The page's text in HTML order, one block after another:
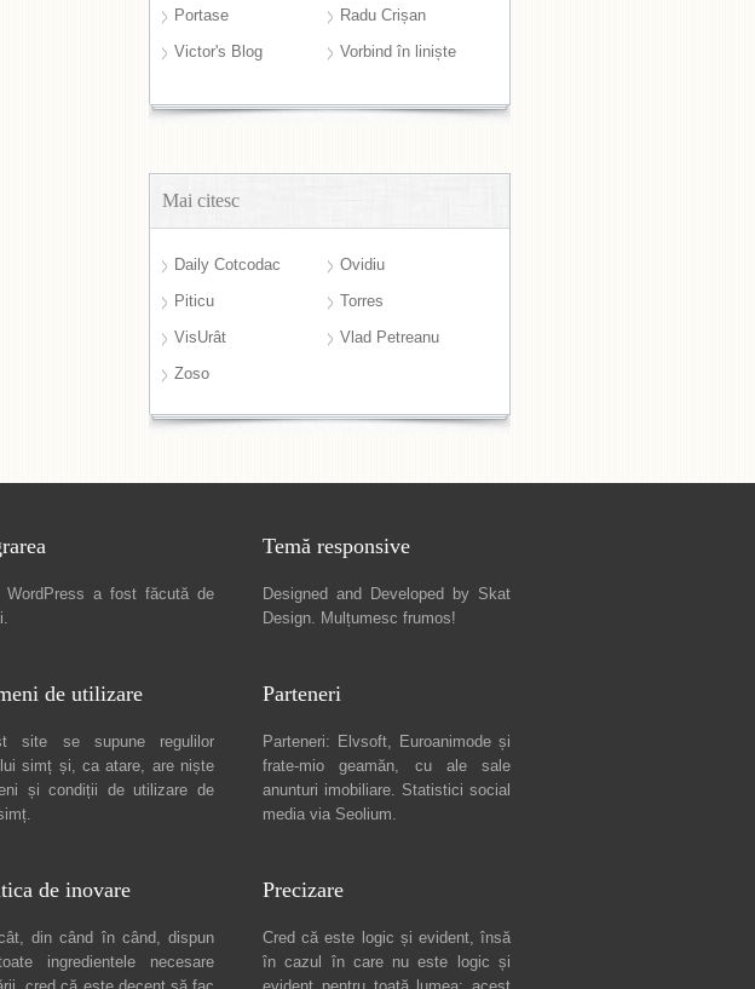
Portase
Radu Crișan
Victor's Blog
Vorbind în liniște
Mai citesc
Daily Cotcodac
Ovidiu
Piticu
Torres
VisUrât
Vlad Petreanu
Zoso
WordPress a fost făcută de
.
Temă responsive
Designed and Developed by Skat
Design. Mulțumesc frumos!
de utilizare
site se supune regulilor
simț și, ca atare, are niște
și condiții de utilizare de
Parteneri
Parteneri: Elvsoft, Euroanimode și
frate-mio geamăn, cu ale sale
anunturi imobiliare. Statistici social
media via Seolium.
de inovare
din când în când, dispun
ingredientele necesare
Precizare
Cred că este logic și evident, însă
în cazul în care nu este logic și